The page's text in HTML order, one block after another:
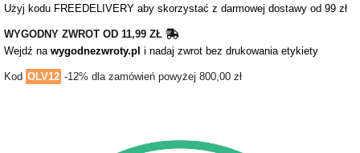
Użyj kodu FREEDELIVERY aby skorzystać z darmowej dostawy od 99 zł
WYGODNY ZWROT OD 11,99 ZŁ
Wejdź na wygodnezwroty.pl i nadaj zwrot bez drukowania etykiety
Kod OLV12 -12% dla zamówień powyżej 800,00 zł